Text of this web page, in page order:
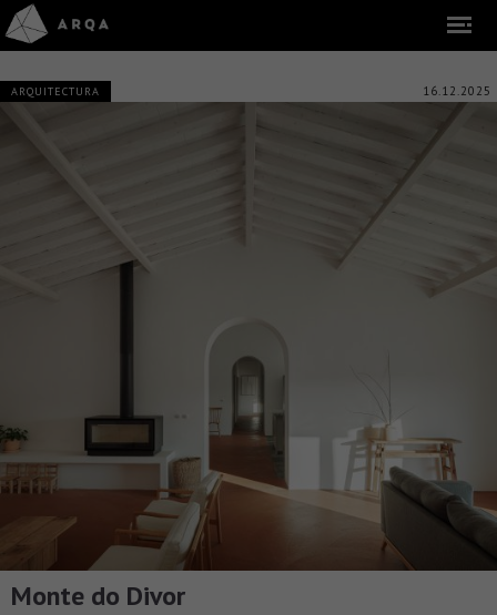
ARQUITECTURA 16.12.2025
Monte do Divor